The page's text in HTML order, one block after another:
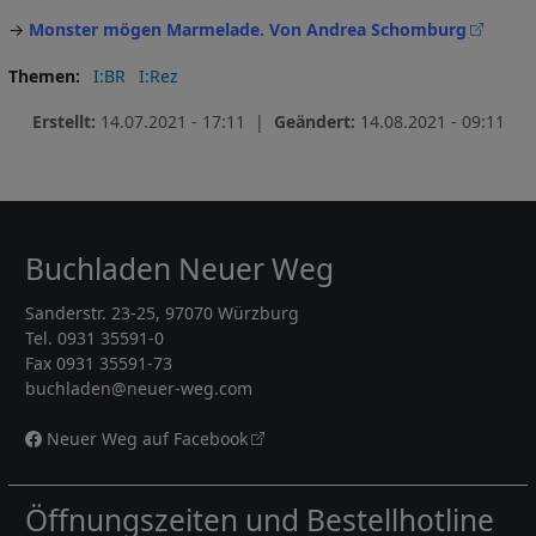
→ Monster mögen Marmelade. Von Andrea Schomburg
Themen I:BR I:Rez
Erstellt: 14.07.2021 - 17:11 | Geändert: 14.08.2021 - 09:11
Buchladen Neuer Weg
Sanderstr. 23-25, 97070 Würzburg
Tel. 0931 35591-0
Fax 0931 35591-73
buchladen@neuer-weg.com
Neuer Weg auf Facebook
Öffnungszeiten und Bestellhotline